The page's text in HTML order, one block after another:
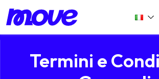
Termini e